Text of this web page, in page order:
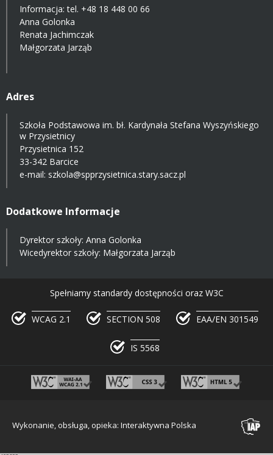
Informacja: tel. +48 18 448 00 66
Anna Golonka
Renata Jachimczak
Małgorzata Jarząb
Adres
Szkoła Podstawowa im. bł. Kardynała Stefana Wyszyńskiego
w Przysietnicy
Przysietnica 152
33-342 Barcice
e-mail: szkola@spprzysietnica.stary.sacz.pl
Dodatkowe Informacje
Dyrektor szkoły: Anna Golonka
Wicedyrektor szkoły: Małgorzata Jarząb
Spełniamy standardy dostępności oraz W3C
WCAG 2.1 SECTION 508 EAA/EN 301549
IS 5568
Wykonanie, obsługa, opieka: Interaktywna Polska